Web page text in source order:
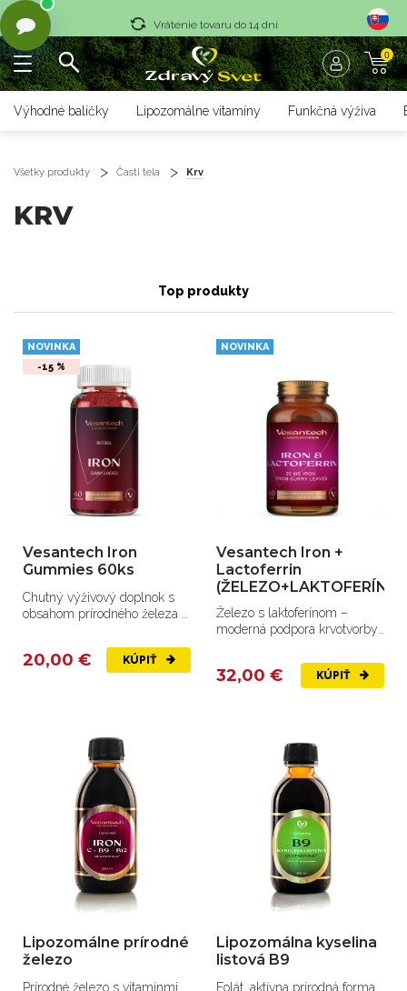
Vrátenie tovaru do 14 dní
Rýchle dodanie <36 hod
Rýchle dodanie <36 hod
0
Výhodné balíčky Lipozomálne vitamíny Funkčná výživa
Všetky produkty Časti tela Krv
KRV
Top produkty
NOVINKA
-15 %
Vesantech Iron
Gummies 60ks
Chutný výživový doplnok s
obsahom prírodného železa z
20,00 € KÚPIŤ
NOVINKA
Vesantech Iron +
Lactoferrin
(ŽELEZO+LAKTOFERÍN)
Železo s laktoferínom –
moderná podpora krvotvorby,
32,00 € KÚPIŤ
Lipozomálne prírodné
železo
Prírodné železo s vitamínmi
Lipozomálna kyselina
listová B9
Folát, aktívna prírodná forma